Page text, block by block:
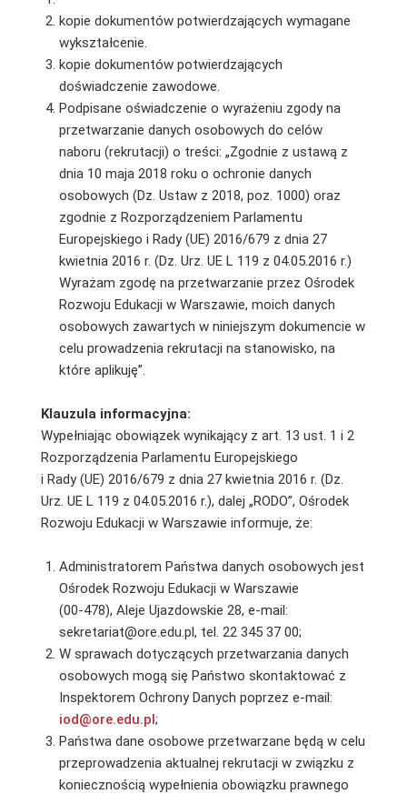
kopie dokumentów potwierdzających wymagane
wykształcenie.
kopie dokumentów potwierdzających
doświadczenie zawodowe.
Podpisane oświadczenie o wyrażeniu zgody na
przetwarzanie danych osobowych do celów
naboru (rekrutacji) o treści: „Zgodnie z ustawą z
dnia 10 maja 2018 roku o ochronie danych
osobowych (Dz. Ustaw z 2018, poz. 1000) oraz
zgodnie z Rozporządzeniem Parlamentu
Europejskiego i Rady (UE) 2016/679 z dnia 27
kwietnia 2016 r. (Dz. Urz. UE L 119 z 04.05.2016 r.)
Wyrażam zgodę na przetwarzanie przez Ośrodek
Rozwoju Edukacji w Warszawie, moich danych
osobowych zawartych w niniejszym dokumencie w
celu prowadzenia rekrutacji na stanowisko, na
które aplikuję”.
Klauzula informacyjna:
Wypełniając obowiązek wynikający z art. 13 ust. 1 i 2
Rozporządzenia Parlamentu Europejskiego
i Rady (UE) 2016/679 z dnia 27 kwietnia 2016 r. (Dz.
Urz. UE L 119 z 04.05.2016 r.), dalej „RODO”, Ośrodek
Rozwoju Edukacji w Warszawie informuje, że:
Administratorem Państwa danych osobowych jest
Ośrodek Rozwoju Edukacji w Warszawie
(00-478), Aleje Ujazdowskie 28, e-mail:
sekretariat@ore.edu.pl, tel. 22 345 37 00;
W sprawach dotyczących przetwarzania danych
osobowych mogą się Państwo skontaktować z
Inspektorem Ochrony Danych poprzez e-mail:
iod@ore.edu.pl;
Państwa dane osobowe przetwarzane będą w celu
przeprowadzenia aktualnej rekrutacji w związku z
koniecznością wypełnienia obowiązku prawnego